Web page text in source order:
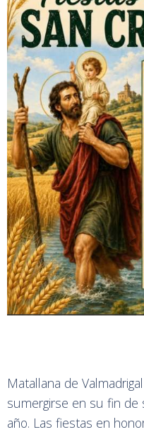
Matallana de
sumergirse en su fin de
año. Las fiestas en